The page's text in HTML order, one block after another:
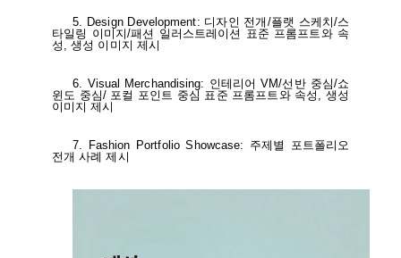
5. Design Development: 디자인 전개/플랫 스케치/스
타일링 이미지/패션 일러스트레이션 표준 프롬프트와 속
성, 생성 이미지 제시
6. Visual Merchandising: 인테리어 VM/선반 중심/쇼
윈도 중심/ 포컬 포인트 중심 표준 프롬프트와 속성, 생성
이미지 제시
7. Fashion Portfolio Showcase: 주제별 포트폴리오
전개 사례 제시